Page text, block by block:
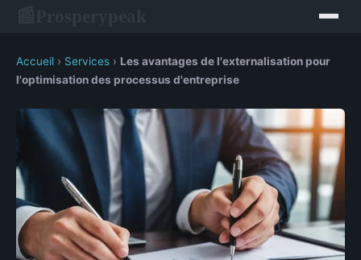
Accueil › Services › Les avantages de l'externalisation pour
l'optimisation des processus d'entreprise